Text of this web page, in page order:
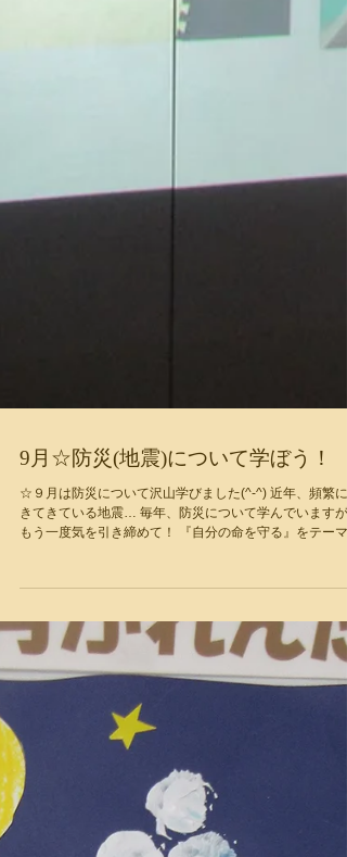
9月☆防災(地震)について学ぼう！
☆９月は防災について沢山学びました(^-^) 近年、頻繁に
に、ぱれっとでは避難場所の確認や地震が起きた際の身
も疑...